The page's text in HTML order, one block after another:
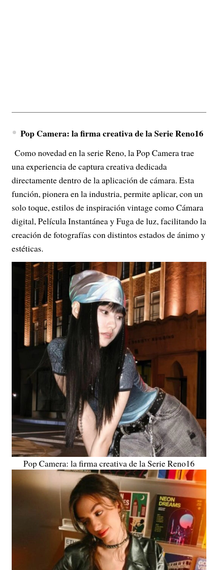
Pop Camera: la firma creativa de la Serie Reno16
Como novedad en la serie Reno, la Pop Camera trae
una experiencia de captura creativa dedicada
directamente dentro de la aplicación de cámara. Esta
función, pionera en la industria, permite aplicar, con un
solo toque, estilos de inspiración vintage como Cámara
digital, Película Instantánea y Fuga de luz, facilitando la
creación de fotografías con distintos estados de ánimo y
estéticas.
Pop Camera: la firma creativa de la Serie Reno16